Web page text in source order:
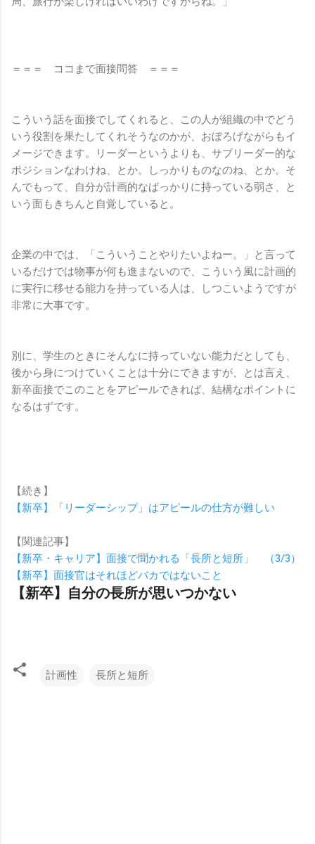
＝＝＝ ココまで面接問答 ＝＝＝
こういう話を面接でしてくれると、この人が組織の中でどう
いう役割を果たしてくれそうなのかが、おぼろげながらもイ
メージできます。リーダーというよりも、サブリーダー的な
ポジションなわけね、とか。しっかりものなのね、とか。そ
んでもって、自分が計画的なばっかりに持っている弱さ、と
いう面もきちんと自覚していると。
企業の中では、「こういうことやりたいよねー。」と言って
いるだけでは物事が何も進まないので、こういう風に計画的
に実行に移せる能力を持っている人は、しつこいようですが
非常に大事です。
別に、学生のときにそんなに持っていない能力だとしても、
後から身につけていくことは十分にできますが、とは言え、
新卒面接でこのことをアピールできれば、結構なポイントに
なるはずです。
【続き】
【新卒】「リーダーシップ」はアピールの仕方が難しい
【関連記事】
【新卒・キャリア】面接で聞かれる「長所と短所」 （3/3）
【新卒】面接官はそれほどバカではないこと
【新卒】自分の長所が思いつかない
計画性 長所と短所